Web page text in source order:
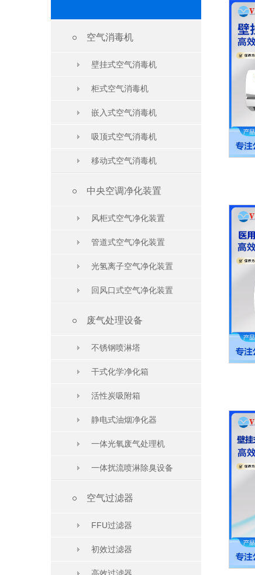
 空气消毒机
壁挂式空气消毒机
柜式空气消毒机
嵌入式空气消毒机
吸顶式空气消毒机
移动式空气消毒机
 中央空调净化装置
风柜式空气净化装置
管道式空气净化装置
光氢离子空气净化装置
回风口式空气净化装置
 废气处理设备
不锈钢喷淋塔
干式化学净化箱
活性炭吸附箱
静电式油烟净化器
一体光氧废气处理机
一体扰流喷淋除臭设备
 空气过滤器
FFU过滤器
初效过滤器